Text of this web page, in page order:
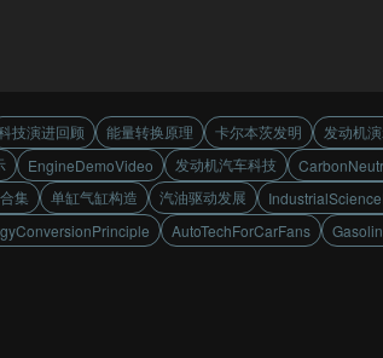
技演进回顾 能量转换原理 卡尔本茨发明 发动机
EngineDemoVideo 发动机汽车科技
集 单缸气缸构造 汽油驱动发展
AutoTechForCarFans